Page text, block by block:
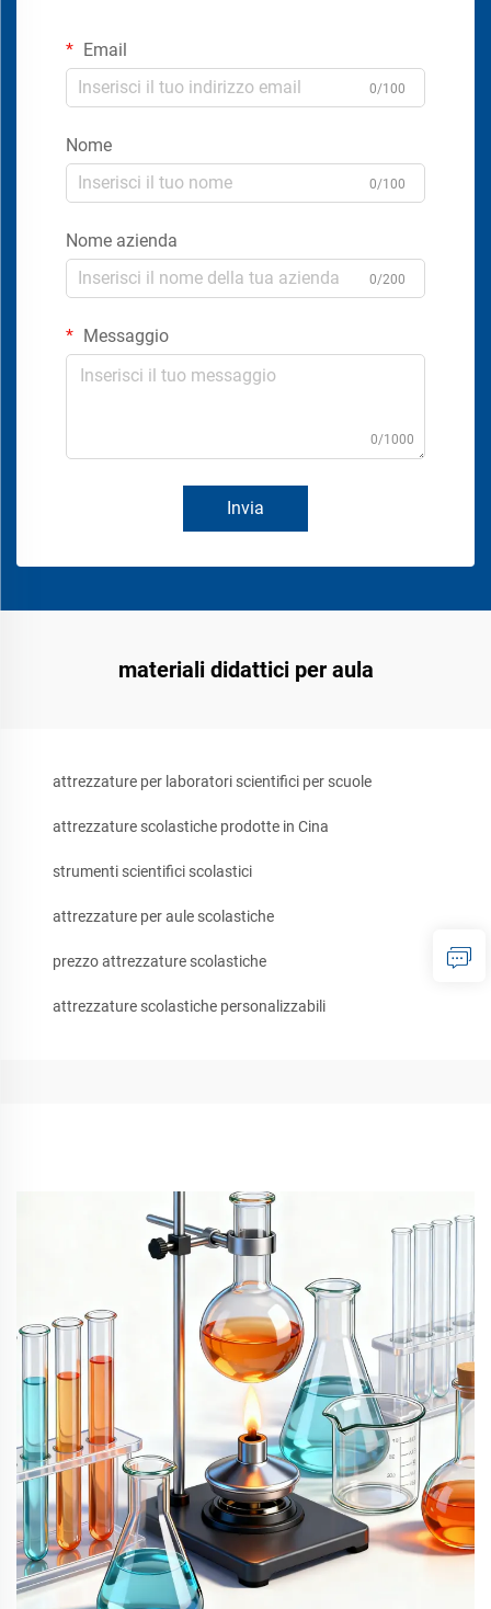
Email
0/100
Nome
0/100
Nome azienda
0/200
Messaggio
0/1000
Invia
materiali didattici per aula
attrezzature per laboratori scientifici per scuole
attrezzature scolastiche prodotte in Cina
strumenti scientifici scolastici
attrezzature per aule scolastiche
prezzo attrezzature scolastiche
attrezzature scolastiche personalizzabili